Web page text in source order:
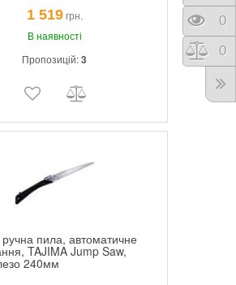
1 519грн.
В наявності
Пропозицій:3
пила, автоматичне
TAJIMA Jump Saw,
240мм
0
0